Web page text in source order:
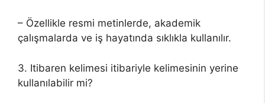
– Özellikle resmi metinlerde, akademik
çalışmalarda ve iş hayatında sıklıkla kullanılır.
3. Itibaren kelimesi itibariyle kelimesinin yerine
kullanılabilir mi?